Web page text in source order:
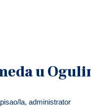
u
la, administrator